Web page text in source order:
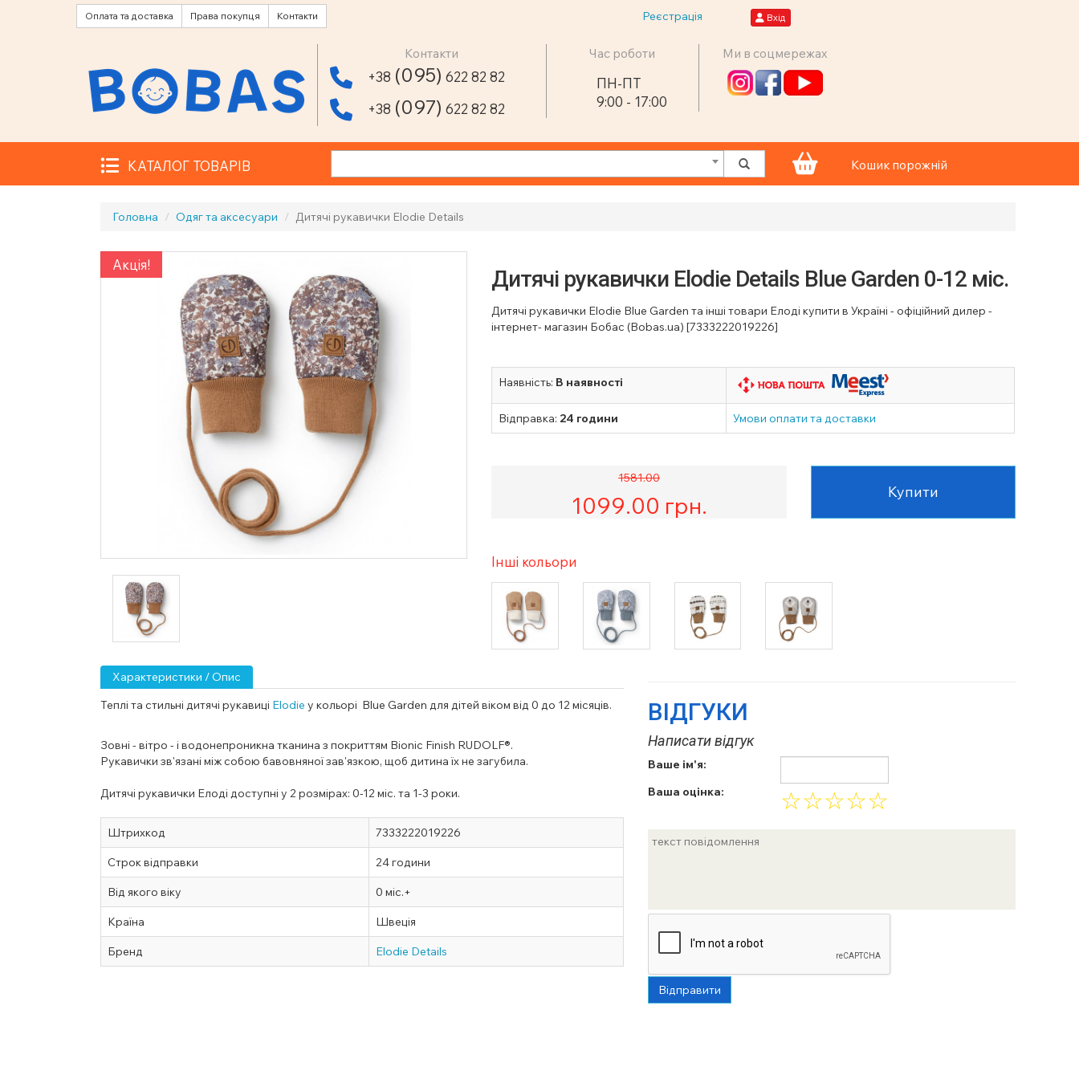
Оплата та доставка Права покупця Контакти Реєстрація Вхід
Контакти
+38 (095) 622 82 82
+38 (097) 622 82 82
Час роботи
ПН-ПТ
9:00 - 17:00
Ми в соцмережах
КАТАЛОГ ТОВАРІВ Кошик порожній
Головна Одяг та аксесуари Дитячі рукавички Elodie Details
Акція!
Дитячі рукавички Elodie Details Blue Garden 0-12 міс.
Дитячі рукавички Elodie Blue Garden та інші товари Елоді купити в Україні - офіційний дилер -
інтернет- магазин Бобас (Bobas.ua) [7333222019226]
Наявність: В наявності
Відправка: 24 години Умови оплати та доставки
1581.00
1099.00 грн. Купити
Інші кольори
Характеристики / Опис
Теплі та стильні дитячі рукавиці Elodie у кольорі Blue Garden для дітей віком від 0 до 12 місяців.
Зовні - вітро - і водонепроникна тканина з покриттям Bionic Finish RUDOLF®.
Рукавички зв'язані між собою бавовняної зав'язкою, щоб дитина їх не загубила.
Дитячі рукавички Елоді доступні у 2 розмірах: 0-12 міс. та 1-3 роки.
Штрихкод 7333222019226
Строк відправки 24 години
Від якого віку 0 міс.+
Країна Швеція
Бренд Elodie Details
ВІДГУКИ
Написати відгук
Ваше ім'я:
Ваша оцінка:
☆
☆
☆
☆
☆
Відправити